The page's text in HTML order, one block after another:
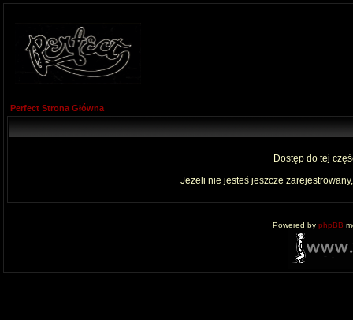
Perfect Strona Główna
Dostęp do tej
Jeżeli nie jesteś jeszcze
Powered by phpBB